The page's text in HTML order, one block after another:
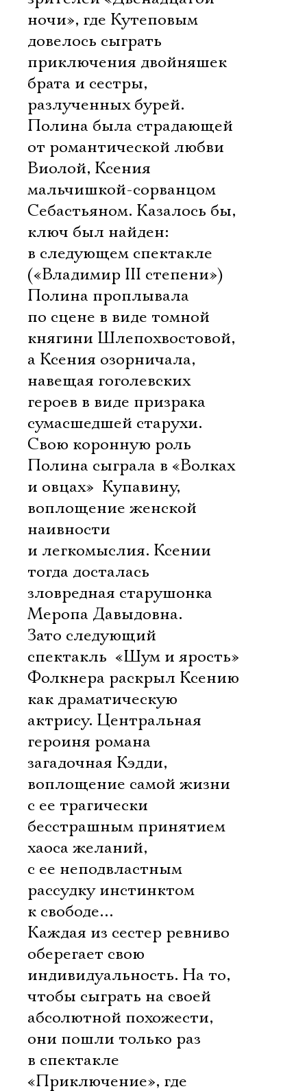
ночи», где Кутеповым
довелось сыграть
приключения двойняшек 
брата и сестры,
разлученных бурей.
Полина была страдающей
от романтической любви
Виолой, Ксения 
мальчишкой-сорванцом
Себастьяном. Казалось бы,
ключ был найден:
в следующем спектакле
(«Владимир III степени»)
Полина проплывала
по сцене в виде томной
княгини Шлепохвостовой,
а Ксения озорничала,
навещая гоголевских
героев в виде призрака
сумасшедшей старухи.
Свою коронную роль
Полина сыграла в «Волках
и овцах»  Купавину,
воплощение женской
наивности
и легкомыслия. Ксении
тогда досталась
зловредная старушонка
Меропа Давыдовна.
Зато следующий
спектакль  «Шум и ярость»
Фолкнера раскрыл Ксению
как драматическую
актрису. Центральная
героиня романа 
загадочная Кэдди, 
воплощение самой жизни
с ее трагически
бесстрашным принятием
хаоса желаний,
с ее неподвластным
рассудку инстинктом
к свободе…
Каждая из сестер ревниво
оберегает свою
индивидуальность. На то,
чтобы сыграть на своей
абсолютной похожести,
они пошли только раз 
в спектакле
«Приключение», где